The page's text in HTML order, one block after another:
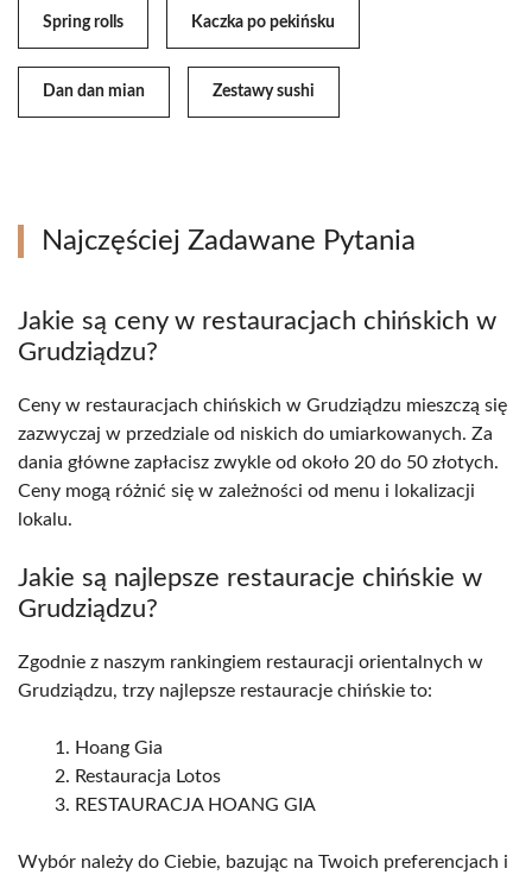
Spring rolls Kaczka po pekińsku
Dan dan mian Zestawy sushi
Najczęściej Zadawane Pytania
Jakie są ceny w restauracjach chińskich w
Grudziądzu?
Ceny w restauracjach chińskich w Grudziądzu mieszczą się
zazwyczaj w przedziale od niskich do umiarkowanych. Za
dania główne zapłacisz zwykle od około 20 do 50 złotych.
Ceny mogą różnić się w zależności od menu i lokalizacji
lokalu.
Jakie są najlepsze restauracje chińskie w
Grudziądzu?
Zgodnie z naszym rankingiem restauracji orientalnych w
Grudziądzu, trzy najlepsze restauracje chińskie to:
Hoang Gia
Restauracja Lotos
RESTAURACJA HOANG GIA
Wybór należy do Ciebie, bazując na Twoich preferencjach i